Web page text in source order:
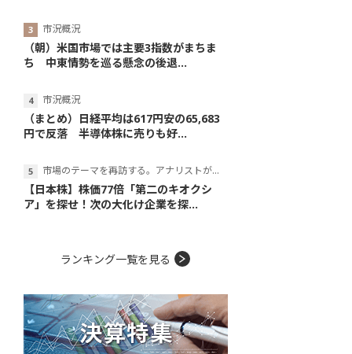
市況概況
（朝）米国市場では主要3指数がまちま
ち 中東情勢を巡る懸念の後退...
市況概況
（まとめ）日経平均は617円安の65,683
円で反落 半導体株に売りも好...
市場のテーマを再訪する。アナリストが読み解くテーマの本質
【日本株】株価77倍「第二のキオクシ
ア」を探せ！次の大化け企業を探...
ランキング一覧を見る